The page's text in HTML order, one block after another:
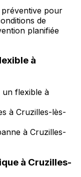
préventive pour
de
planifiée
à
un flexible à
à Cruzilles-lès-
à Cruzilles-
à Cruzilles-